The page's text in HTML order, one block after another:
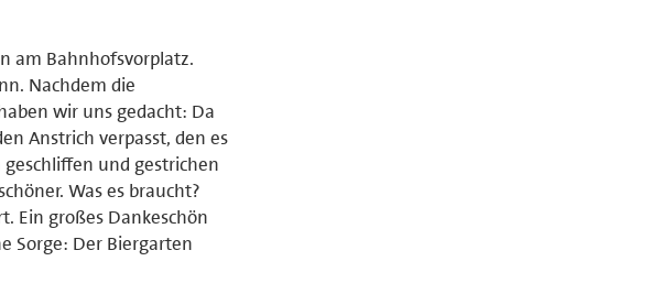
am Bahnhofsvorplatz.
Nachdem die
wir uns gedacht: Da
Anstrich verpasst, den es
und gestrichen
Was es braucht?
Ein großes Dankeschön
Sorge: Der Biergarten